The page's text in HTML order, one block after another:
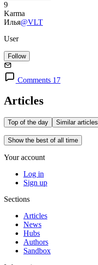
9
Karma
Илья@VLT
User
Follow
Comments 17
Articles
Top of the day Similar articles
Show the best of all time
Your account
Log in
Sign up
Sections
Articles
News
Hubs
Authors
Sandbox